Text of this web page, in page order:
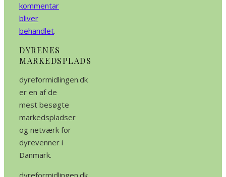
kommentar
bliver
behandlet.
DYRENES
MARKEDSPLADS
dyreformidlingen.dk
er en af de
mest besøgte
markedspladser
og netværk for
dyrevenner i
Danmark.